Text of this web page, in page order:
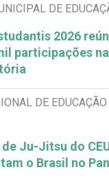
DE
2026
participações
DE
Ju-Jitsu do
o Brasil no